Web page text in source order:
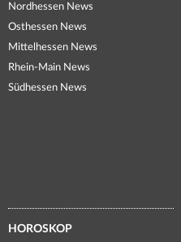
Nordhessen News
Osthessen News
Mittelhessen News
Rhein-Main News
Südhessen News
HOROSKOP